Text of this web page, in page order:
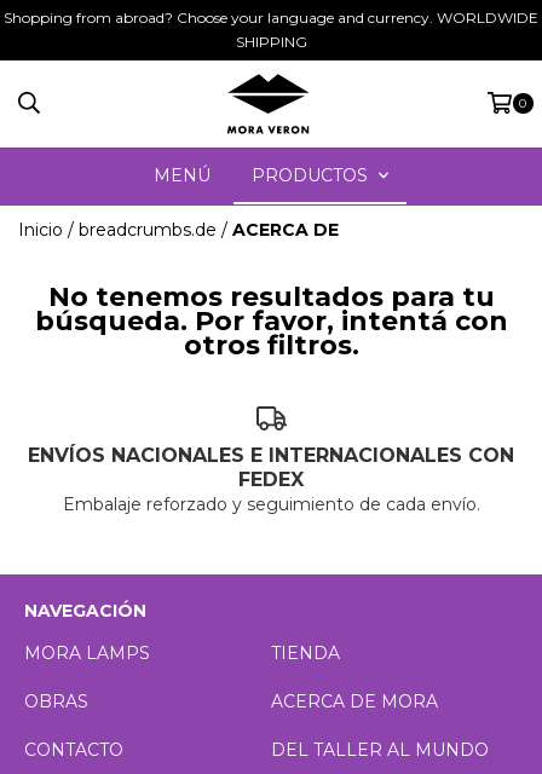
Shopping from abroad? Choose your language and currency. WORLDWIDE
SHIPPING
0
MENÚ PRODUCTOS
Inicio / breadcrumbs.de / ACERCA DE
No tenemos resultados para tu
búsqueda. Por favor, intentá con
otros filtros.
ENVÍOS NACIONALES E INTERNACIONALES CON
FEDEX
Embalaje reforzado y seguimiento de cada envío.
NAVEGACIÓN
MORA LAMPS
TIENDA
OBRAS ACERCA DE MORA
CONTACTO DEL TALLER AL MUNDO